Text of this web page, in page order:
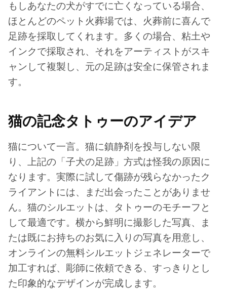
もしあなたの犬がすでに亡くなっている場合、
ほとんどのペット火葬場では、火葬前に喜んで
足跡を採取してくれます。多くの場合、粘土や
インクで採取され、それをアーティストがスキ
ャンして複製し、元の足跡は安全に保管されま
す。
猫の記念タトゥーのアイデア
猫について一言。猫に鎮静剤を投与しない限
り、上記の「子犬の足跡」方式は怪我の原因に
なります。実際に試して傷跡が残らなかったク
ライアントには、まだ出会ったことがありませ
ん。猫のシルエットは、タトゥーのモチーフと
して最適です。横から鮮明に撮影した写真、ま
たは既にお持ちのお気に入りの写真を用意し、
オンラインの無料シルエットジェネレーターで
加工すれば、彫師に依頼できる、すっきりとし
た印象的なデザインが完成します。